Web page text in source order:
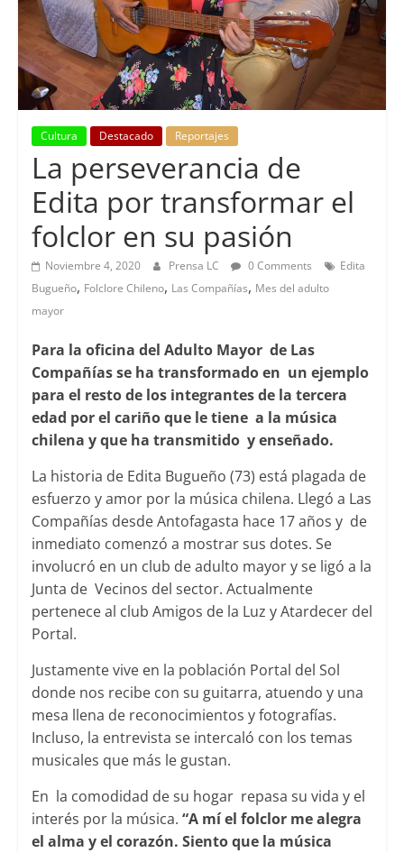
Cultura Destacado Reportajes
La perseverancia de
Edita por transformar el
folclor en su pasión
Noviembre 4, 2020 Prensa LC 0 Comments
Edita
Bugueño, Folclore Chileno, Las Compañías, Mes del adulto
mayor
Para la oficina del Adulto Mayor de Las
Compañías se ha transformado en un ejemplo
para el resto de los integrantes de la tercera
edad por el cariño que le tiene a la música
chilena y que ha transmitido y enseñado.
La historia de Edita Bugueño (73) está plagada de
esfuerzo y amor por la música chilena. Llegó a Las
Compañías desde Antofagasta hace 17 años y de
inmediato comenzó a mostrar sus dotes. Se
involucró en un club de adulto mayor y se ligó a la
Junta de Vecinos del sector. Actualmente
pertenece al club Amigos de la Luz y Atardecer del
Portal.
Justamente vive en la población Portal del Sol
donde nos recibe con su guitarra, atuendo y una
mesa llena de reconocimientos y fotografías.
Incluso, la entrevista se intercaló con los temas
musicales que más le gustan.
En la comodidad de su hogar repasa su vida y el
interés por la música. “A mí el folclor me alegra
el alma y el corazón. Siento que la música